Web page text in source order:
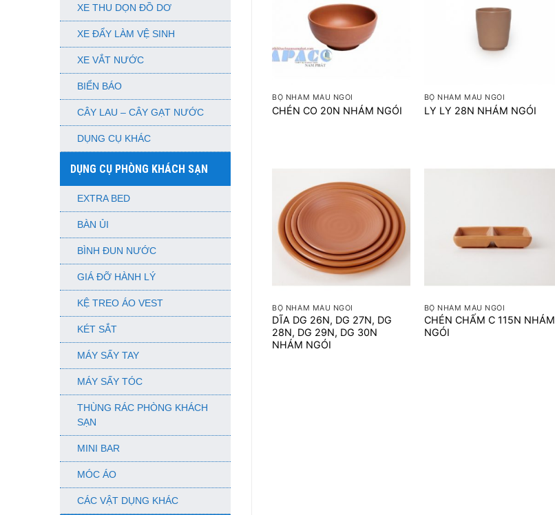
XE THU DỌN ĐỒ DƠ
XE ĐẨY LÀM VỆ SINH
XE VẮT NƯỚC
BIỂN BÁO
CÂY LAU – CÂY GẠT NƯỚC
DỤNG CỤ KHÁC
DỤNG CỤ PHÒNG KHÁCH SẠN
EXTRA BED
BÀN ỦI
BÌNH ĐUN NƯỚC
GIÁ ĐỠ HÀNH LÝ
KỆ TREO ÁO VEST
KÉT SẮT
MÁY SẤY TAY
MÁY SẤY TÓC
THÙNG RÁC PHÒNG KHÁCH
SẠN
MINI BAR
MÓC ÁO
CÁC VẬT DỤNG KHÁC
BỘ NHÁM MÀU NGÓI
CHÉN CO 20N NHÁM NGÓI
BỘ NHÁM MÀU NGÓI
LY LY 28N NHÁM NGÓI
BỘ NHÁM MÀU NGÓI
DĨA DG 26N, DG 27N, DG
28N, DG 29N, DG 30N
NHÁM NGÓI
BỘ NHÁM MÀU NGÓI
CHÉN CHẤM C 115N NHÁM
NGÓI